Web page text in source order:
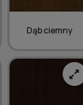
Dąb ciemny